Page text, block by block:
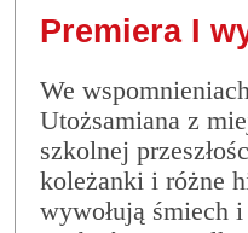
Premiera I
We
Utożsamiana z
szkolnej
koleżanki i różne
wywołują śmiech